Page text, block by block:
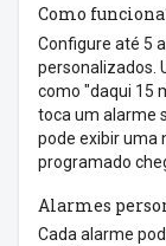
Como
Configure até 5
personalizados.
como "daqui 15
toca um alarme
pode exibir uma
programado
Alarmes
Cada alarme